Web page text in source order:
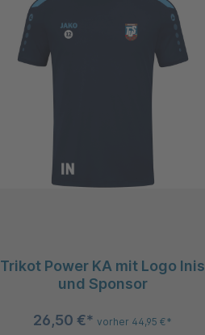
Trikot Power KA mit Logo Inis
und Sponsor
26,50 €*vorher 44,95 €*